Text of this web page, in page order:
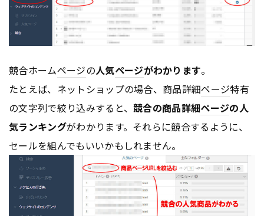
競合ホームページの人気ページがわかります。
たとえば、ネットショップの場合、商品詳細ページ特有
の文字列で絞り込みすると、競合の商品詳細ページの人
気ランキングがわかります。それらに競合するように、
セールを組んでもいいかもしれません。